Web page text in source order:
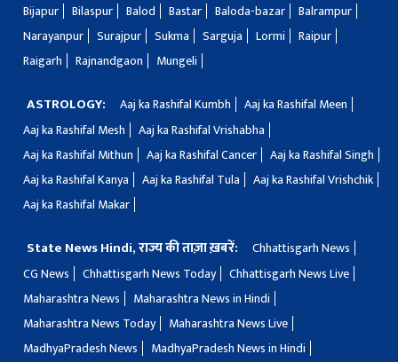
Bijapur
Bilaspur Balod Bastar Baloda-bazar
Balrampur
Narayanpur
Surajpur Sukma Sarguja Lormi
Raipur
Raigarh
Rajnandgaon Mungeli
ASTROLOGY: Aaj ka Rashifal Kumbh
Aaj ka Rashifal Meen
Aaj ka Rashifal Mesh
Aaj ka Rashifal Vrishabha
Aaj ka Rashifal Mithun
Aaj ka Rashifal Cancer
Aaj ka Rashifal Singh
Aaj ka Rashifal Kanya
Aaj ka Rashifal Tula
Aaj ka Rashifal Vrishchik
Aaj ka Rashifal Makar
State News Hindi, राज्य की ताज़ा ख़बरें:
Chhattisgarh News
CG News
Chhattisgarh News Today
Chhattisgarh News Live
Maharashtra News
Maharashtra News in Hindi
Maharashtra News Today
Maharashtra News Live
MadhyaPradesh News
MadhyaPradesh News in Hindi